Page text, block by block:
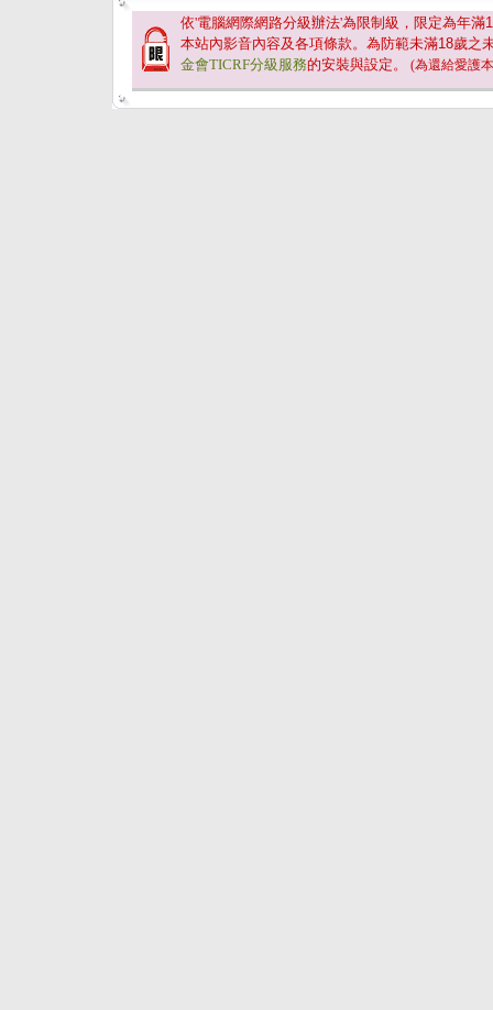
依'電腦網際網路分級辦法'為限制級，限定為年滿
本站內影音內容及各項條款。為防範未滿18歲之
金會TICRF分級服務的安裝與設定。 (為還給愛護